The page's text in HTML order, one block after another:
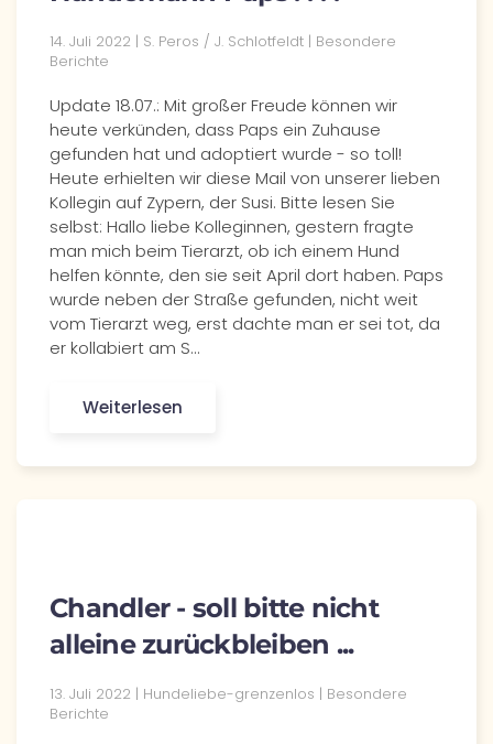
14. Juli 2022 | S. Peros / J. Schlotfeldt | Besondere
Berichte
Update 18.07.: Mit großer Freude können wir
heute verkünden, dass Paps ein Zuhause
gefunden hat und adoptiert wurde - so toll!
Heute erhielten wir diese Mail von unserer lieben
Kollegin auf Zypern, der Susi. Bitte lesen Sie
selbst: Hallo liebe Kolleginnen, gestern fragte
man mich beim Tierarzt, ob ich einem Hund
helfen könnte, den sie seit April dort haben. Paps
wurde neben der Straße gefunden, nicht weit
vom Tierarzt weg, erst dachte man er sei tot, da
er kollabiert am S…
Weiterlesen
Chandler - soll bitte nicht
alleine zurückbleiben ...
13. Juli 2022 | Hundeliebe-grenzenlos | Besondere
Berichte